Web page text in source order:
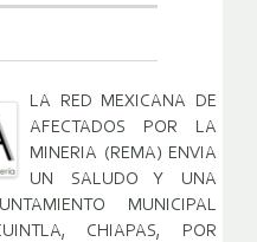
LA RED MEXICANA DE
AFECTADOS POR LA
MINERIA (REMA) ENVIA
UN SALUDO Y UNA
MUNICIPAL
CHIAPAS, POR